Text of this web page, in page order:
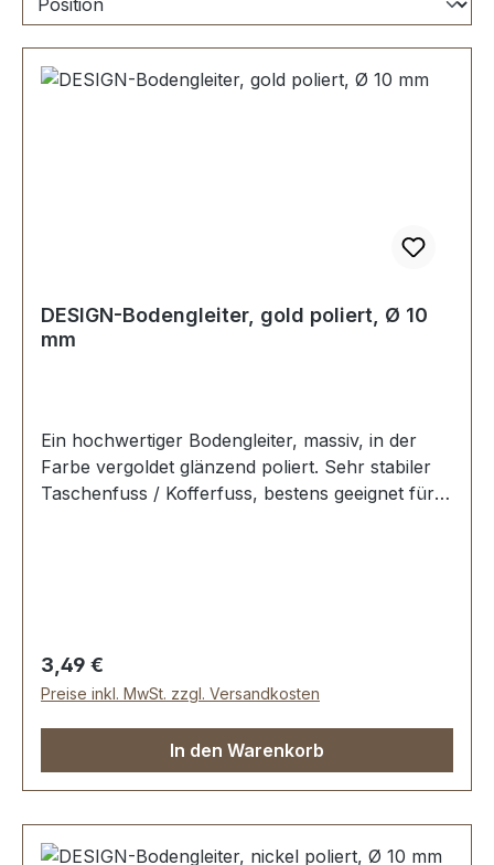
DESIGN-Bodengleiter, gold poliert, Ø 10
mm
Ein hochwertiger Bodengleiter, massiv, in der
Farbe vergoldet glänzend poliert. Sehr stabiler
Taschenfuss / Kofferfuss, bestens geeignet für
Regulärer Preis:
3,49 €
Preise inkl. MwSt. zzgl. Versandkosten
In den Warenkorb